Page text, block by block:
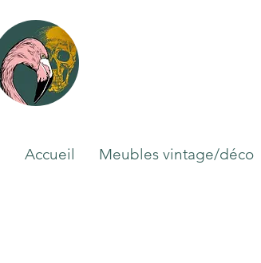
Accueil Meubles vintage/déco